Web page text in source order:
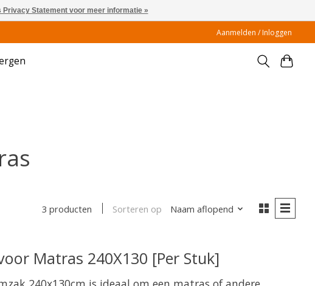
Aanmelden / Inloggen
3 producten Sorteren op Naam aflopend
Matras 240X130 [Per Stuk]
Privacy Statement voor meer informatie »